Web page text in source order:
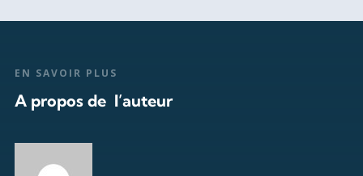
EN SAVOIR PLUS
A propos de l’auteur